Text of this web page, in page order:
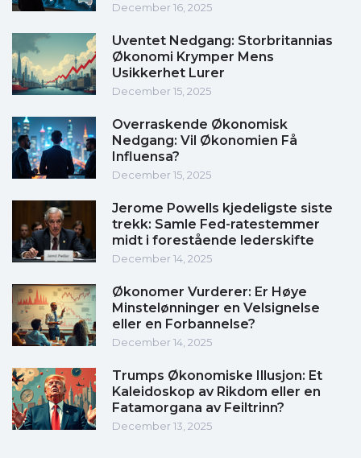
December 16, 2025
Uventet Nedgang: Storbritannias
Økonomi Krymper Mens
Usikkerhet Lurer
December 15, 2025
Overraskende Økonomisk
Nedgang: Vil Økonomien Få
Influensa?
December 15, 2025
Jerome Powells kjedeligste siste
trekk: Samle Fed-ratestemmer
midt i forestående lederskifte
December 14, 2025
Økonomer Vurderer: Er Høye
Minstelønninger en Velsignelse
eller en Forbannelse?
December 14, 2025
Trumps Økonomiske Illusjon: Et
Kaleidoskop av Rikdom eller en
Fatamorgana av Feiltrinn?
December 13, 2025